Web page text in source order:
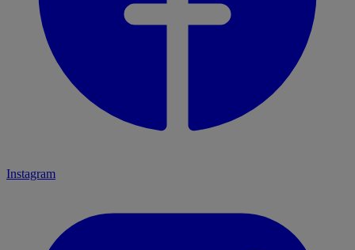
Instagram